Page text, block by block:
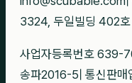
3324, 두일빌딩 402호
사업자등록번호
송파2016-5 통신판매